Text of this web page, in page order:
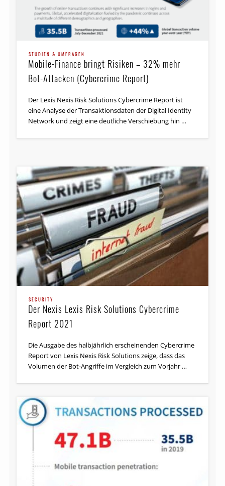
STUDIEN & UMFRAGEN
Mobile-Finance bringt Risiken – 32% mehr
Bot-Attacken (Cybercrime Report)
Der Lexis Nexis Risk Solutions Cybercrime Report ist
eine Analyse der Transaktionsdaten der Digital Identity
Network und zeigt eine deutliche Verschiebung hin …
SECURITY
Der Nexis Lexis Risk Solutions Cybercrime
Report 2021
Die Ausgabe des halbjährlich erscheinenden Cybercrime
Report von Lexis Nexis Risk Solutions zeige, dass das
Volumen der Bot-Angriffe im Vergleich zum Vorjahr …